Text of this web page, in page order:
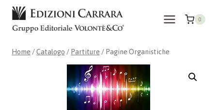
Salta
contenuto
0
Home /Catalogo / Partiture / Pagine Organistiche